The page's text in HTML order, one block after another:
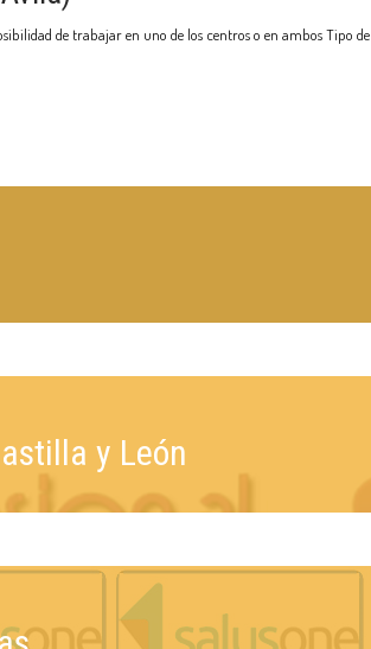
de trabajar en uno de los centros o en ambos Tipo de
y León